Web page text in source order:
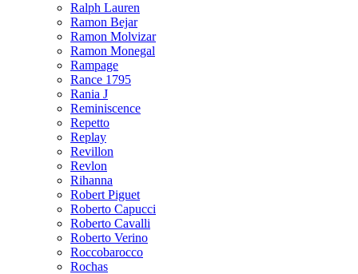
Ralph Lauren
Ramon Bejar
Ramon Molvizar
Ramon Monegal
Rampage
Rance 1795
Rania J
Reminiscence
Repetto
Replay
Revillon
Revlon
Rihanna
Robert Piguet
Roberto Capucci
Roberto Cavalli
Roberto Verino
Roccobarocco
Rochas